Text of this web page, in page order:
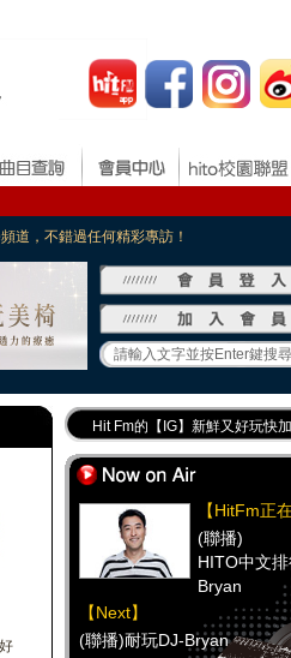
道，不錯過任何精彩專訪！
Hit Fm的【IG】新鮮又好玩快加
Hit Fm【FB臉書粉絲團】等你
最專業《DJ推薦》好音樂千萬
好康報報 最新優惠訊息都在這！
【HitFm正
(聯播)
HITO中文
Bryan
【Next】
(聯播)耐玩DJ-Bryan